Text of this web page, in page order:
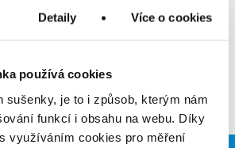
Detaily Více o cookies
používá cookies
sušenky, je to i způsob, kterým nám
funkcí i obsahu na webu. Díky
využíváním cookies pro měření
oblíbených